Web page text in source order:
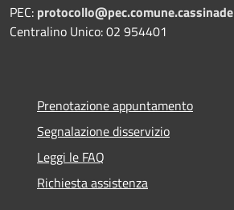
PEC:
Centralino Unico: 02 954401
Prenotazione appuntamento
Segnalazione disservizio
Leggi le FAQ
Richiesta assistenza